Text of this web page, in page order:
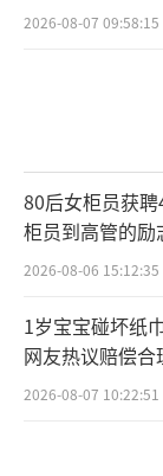
2026-08-07 09:58:15
80后女柜员获
柜员到高管的励
2026-08-06 15:12:35
1岁宝宝碰坏纸
网友热议赔偿合
2026-08-07 10:22:51